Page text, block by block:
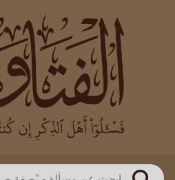
العالم
بن باز
بن العثيمين
اللجنة الدائمة